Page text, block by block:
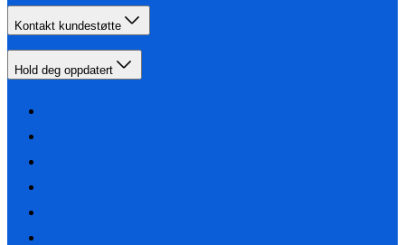
Kontakt kundestøtte
Hold deg oppdatert